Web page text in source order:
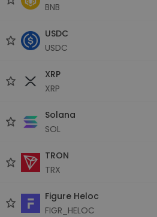
BNB
USDC
USDC
XRP
XRP
Solana
SOL
TRON
TRX
Figure Heloc
FIGR_HELOC